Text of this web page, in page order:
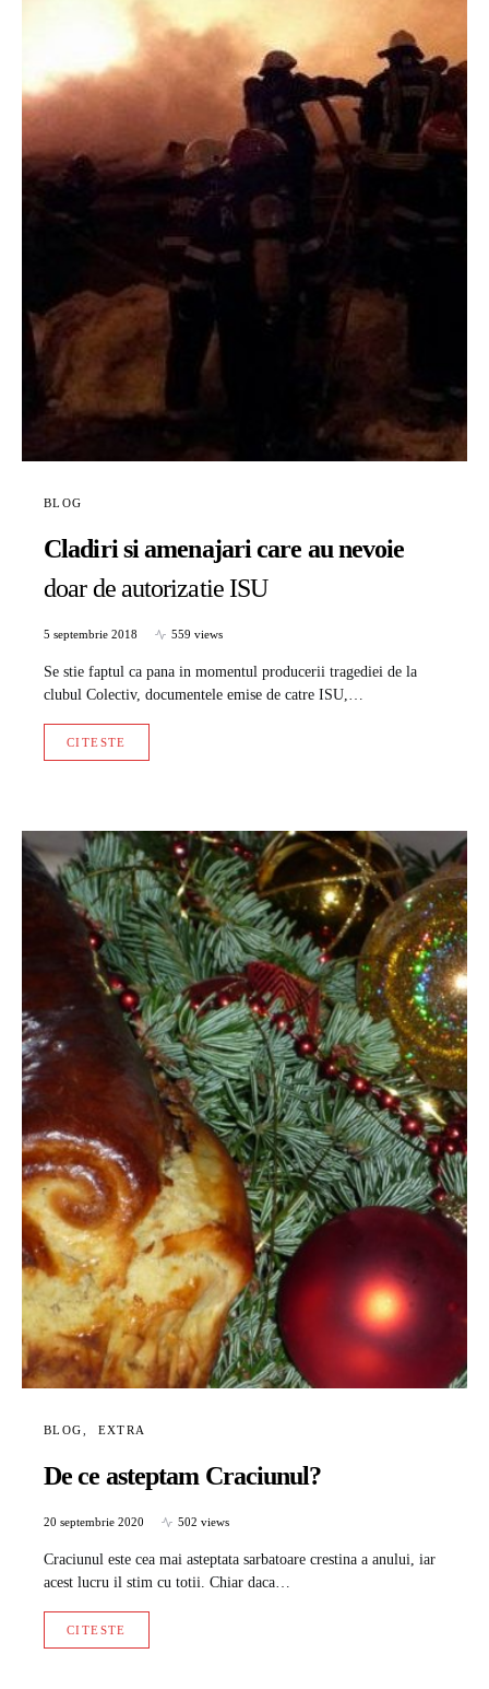
BLOG
Cladiri si amenajari care au nevoie
doar de autorizatie ISU
5 septembrie 2018 559 views
Se stie faptul ca pana in momentul producerii tragediei de la
clubul Colectiv, documentele emise de catre ISU,…
CITESTE
BLOG EXTRA
De ce asteptam Craciunul?
20 septembrie 2020 502 views
Craciunul este cea mai asteptata sarbatoare crestina a anului, iar
acest lucru il stim cu totii. Chiar daca…
CITESTE